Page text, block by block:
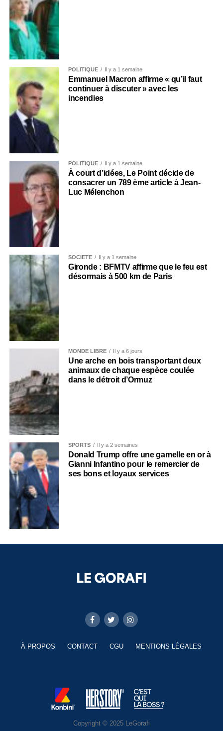
POLITIQUE Il y a 1 semaine
Emmanuel Macron affirme « qu’il faut
continuer à discuter » avec les
incendies
POLITIQUE Il y a 1 semaine
À court d’idées, Le Point décide de
consacrer un 789 ème article à Jean-
Luc Mélenchon
SOCIÉTÉ Il y a 1 semaine
Gironde : BFMTV affirme que le feu est
désormais à 500 km de Paris
MONDE LIBRE Il y a 6 jours
Une arche en bois transportant deux
animaux de chaque espèce coulée
dans le détroit d’Ormuz
SPORTS Il y a 2 semaines
Donald Trump offre une gamelle en or à
Gianni Infantino pour le remercier de
ses bons et loyaux services
À PROPOS CONTACT CGU MENTIONS LÉGALES
Copyright © 2025 LeGorafi